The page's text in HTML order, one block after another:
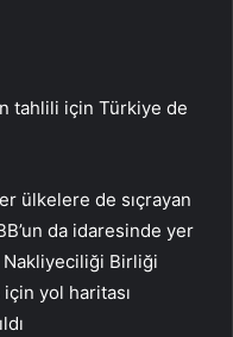
tahlili için Türkiye de
ülkelere de sıçrayan
da idaresinde yer
Nakliyeciliği Birliği
yol haritası